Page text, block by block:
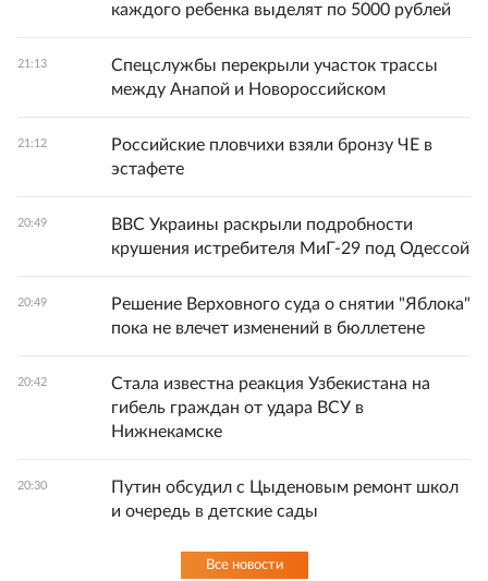
каждого ребенка выделят по 5000 рублей
21:13
Спецслужбы перекрыли участок трассы
между Анапой и Новороссийском
21:12
Российские пловчихи взяли бронзу ЧЕ в
эстафете
20:49
ВВС Украины раскрыли подробности
крушения истребителя МиГ-29 под Одессой
20:49
Решение Верховного суда о снятии "Яблока"
пока не влечет изменений в бюллетене
20:42
Стала известна реакция Узбекистана на
гибель граждан от удара ВСУ в
Нижнекамске
20:30
Путин обсудил с Цыденовым ремонт школ
и очередь в детские сады
Все новости